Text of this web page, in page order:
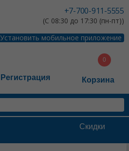
+7-700-911-5555
(С 08:30 до 17:30 (пн-пт))
Установить мобильное приложение
Регистрация Корзина
Скидки